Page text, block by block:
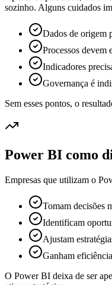
sozinho. Alguns cuidados
Dados de origem
Processos devem
Indicadores
Governança é
Sem esses pontos, o
Power BI como
Empresas que utilizam o
Tomam decisões
Identificam
Ajustam
Ganham
O Power BI deixa de ser